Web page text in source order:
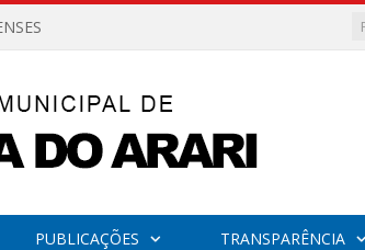
PUBLICAÇÕES TRANSPARÊNCIA